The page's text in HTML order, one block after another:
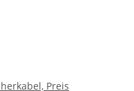
Preis